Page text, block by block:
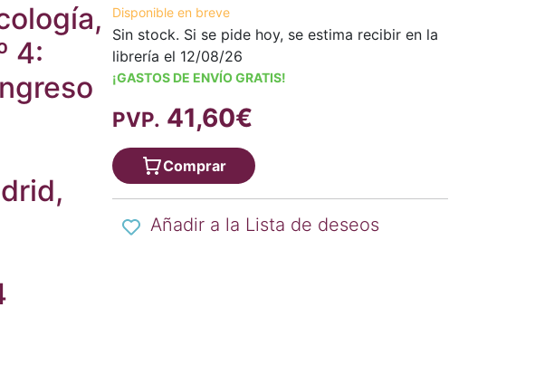
4:
Disponible en breve
Sin stock. Si se pide hoy, se estima recibir en la
librería el 12/08/26
¡GASTOS DE ENVÍO GRATIS!
PVP. 41,60€
Comprar
Añadir a la Lista de deseos